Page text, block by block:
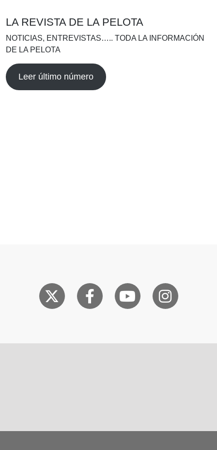
LA REVISTA DE LA PELOTA
NOTICIAS, ENTREVISTAS….. TODA LA INFORMACIÓN
DE LA PELOTA
Leer último número